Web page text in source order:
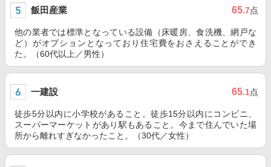
飯田産業 65.7点
他の業者では標準となっている設備（床暖房、食洗機、網戸な
ど）がオプションとなっており住宅費をおさえることができ
た。（60代以上／男性）
一建設 65.1点
徒歩5分以内に小学校があること。徒歩15分以内にコンビニ、
スーパーマーケットがあり駅もあること。今まで住んでいた場
所から離れすぎなかったこと。（30代／女性）